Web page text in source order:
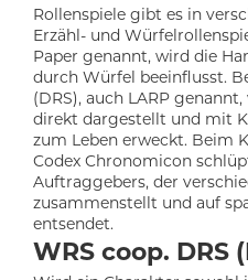
Rollenspiele gibt es in
Erzähl- und
Paper genannt, wird die
durch Würfel beeinflusst.
(DRS), auch LARP
direkt dargestellt und mit
zum Leben erweckt. Beim
Codex Chronomicon
Auftraggebers, der
zusammenstellt und auf
entsendet.
WRS coop. DRS